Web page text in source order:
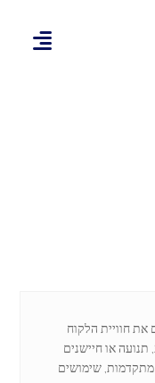
את חוויית הלקוח
או חיישנים
מתקדמות, שימושים